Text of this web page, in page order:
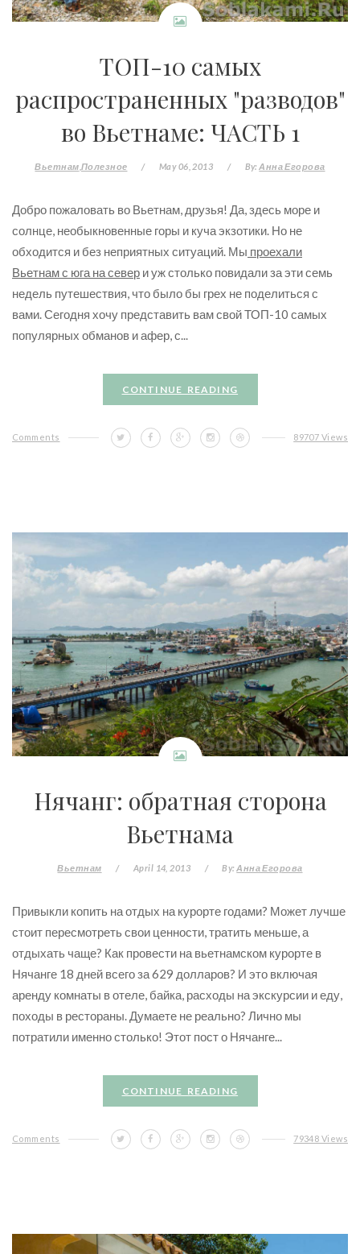
ТОП-10 самых
распространенных "разводов"
во Вьетнаме: ЧАСТЬ 1
Вьетнам Полезное / May 06, 2013 / By:Анна Егорова
Добро пожаловать во Вьетнам, друзья! Да, здесь море и
солнце, необыкновенные горы и куча экзотики. Но не
обходится и без неприятных ситуаций. Мы проехали
Вьетнам с юга на север и уж столько повидали за эти семь
недель путешествия, что было бы грех не поделиться с
вами. Сегодня хочу представить вам свой ТОП-10 самых
популярных обманов и афер, с...
CONTINUE READING
Comments 89707 Views
Нячанг: обратная сторона
Вьетнама
Вьетнам / April 14, 2013 / By:Анна Егорова
Привыкли копить на отдых на курорте годами? Может лучше
стоит пересмотреть свои ценности, тратить меньше, а
отдыхать чаще? Как провести на вьетнамском курорте в
Нячанге 18 дней всего за 629 долларов? И это включая
аренду комнаты в отеле, байка, расходы на экскурсии и еду,
походы в рестораны. Думаете не реально? Лично мы
потратили именно столько! Этот пост о Нячанге...
CONTINUE READING
Comments 79348 Views